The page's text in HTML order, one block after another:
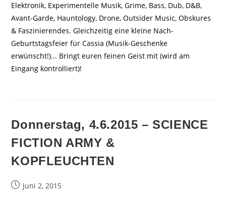
Elektronik, Experimentelle Musik, Grime, Bass, Dub, D&B,
Avant-Garde, Hauntology, Drone, Outsider Music, Obskures
& Faszinierendes. Gleichzeitig eine kleine Nach-
Geburtstagsfeier für Cassia (Musik-Geschenke
erwünscht!)... Bringt euren feinen Geist mit (wird am
Eingang kontrolliert)!
Donnerstag, 4.6.2015 – SCIENCE
FICTION ARMY &
KOPFLEUCHTEN
BeitragJuni 2, 2015